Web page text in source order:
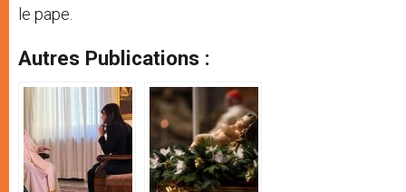
le pape.
Autres Publications :